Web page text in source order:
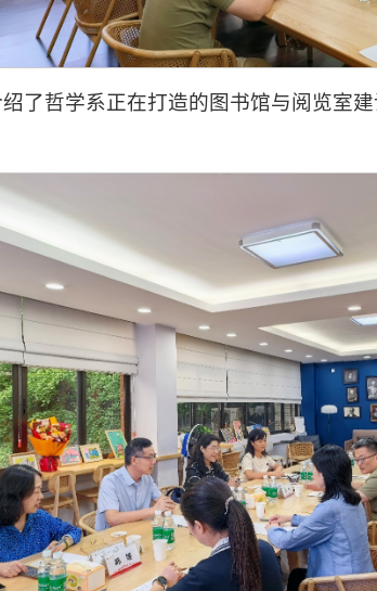
了哲学系正在打造的图书馆与阅览室